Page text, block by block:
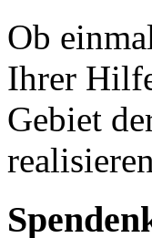
Ob
Ihrer
Gebiet